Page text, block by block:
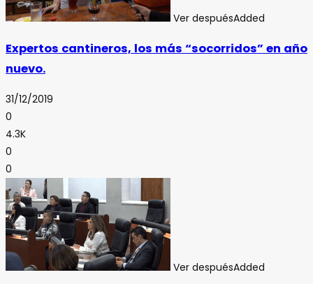
Ver despuésAdded
Expertos cantineros, los más “socorridos” en año
nuevo.
31/12/2019
0
4.3K
0
0
Ver despuésAdded